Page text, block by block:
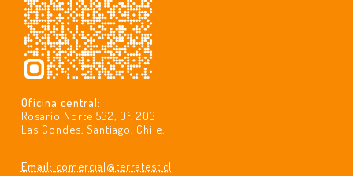
Oficina central:
Rosario Norte 532, Of. 203
Las Condes, Santiago, Chile.
Email: comercial@terratest.cl